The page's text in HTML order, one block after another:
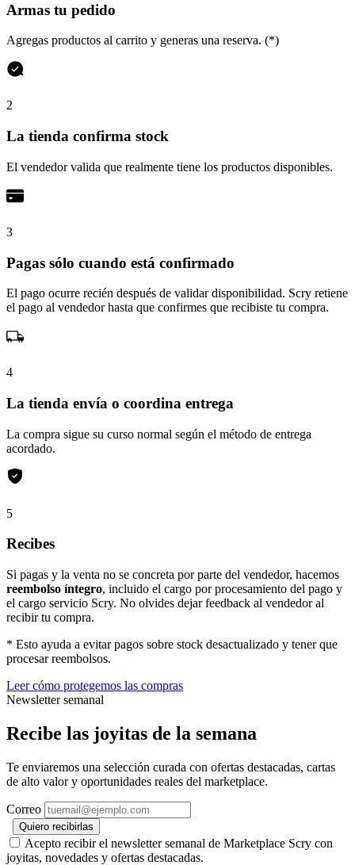
Armas tu pedido
Agregas productos al carrito y generas una reserva. (*)
2
La tienda confirma stock
El vendedor valida que realmente tiene los productos disponibles.
3
Pagas sólo cuando está confirmado
El pago ocurre recién después de validar disponibilidad. Scry retiene
el pago al vendedor hasta que confirmes que recibiste tu compra.
4
La tienda envía o coordina entrega
La compra sigue su curso normal según el método de entrega
acordado.
5
Recibes
Si pagas y la venta no se concreta por parte del vendedor, hacemos
reembolso íntegro, incluido el cargo por procesamiento del pago y
el cargo servicio Scry. No olvides dejar feedback al vendedor al
recibir tu compra.
* Esto ayuda a evitar pagos sobre stock desactualizado y tener que
procesar reembolsos.
Leer cómo protegemos las compras
Newsletter semanal
Recibe las joyitas de la semana
Te enviaremos una selección curada con ofertas destacadas, cartas
de alto valor y oportunidades reales del marketplace.
Correo
Quiero recibirlas
Acepto recibir el newsletter semanal de Marketplace Scry con
joyitas, novedades y ofertas destacadas.